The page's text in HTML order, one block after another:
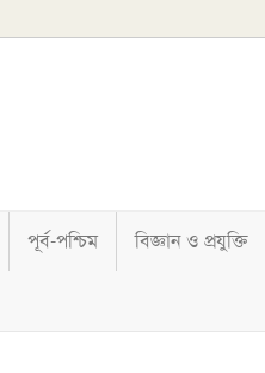
পূর্ব-পশ্চিম বিজ্ঞান ও প্রযুক্তি